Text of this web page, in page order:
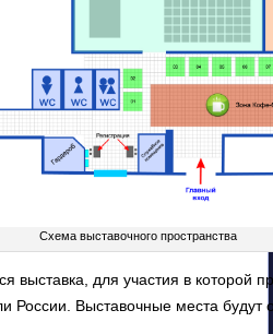
Схема выставочного пространства
выставка, для участия в которой
России. Выставочные места будут